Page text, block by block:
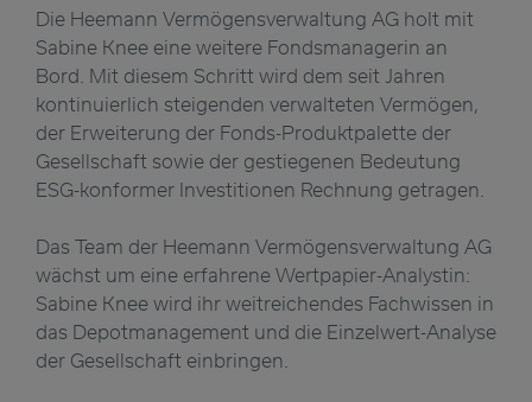
Die Heemann Vermögensverwaltung AG holt mit
Sabine Knee eine weitere Fondsmanagerin an
Bord. Mit diesem Schritt wird dem seit Jahren
kontinuierlich steigenden verwalteten Vermögen,
der Erweiterung der Fonds-Produktpalette der
Gesellschaft sowie der gestiegenen Bedeutung
ESG-konformer Investitionen Rechnung getragen.
Das Team der Heemann Vermögensverwaltung AG
wächst um eine erfahrene Wertpapier-Analystin:
Sabine Knee wird ihr weitreichendes Fachwissen in
das Depotmanagement und die Einzelwert-Analyse
der Gesellschaft einbringen.